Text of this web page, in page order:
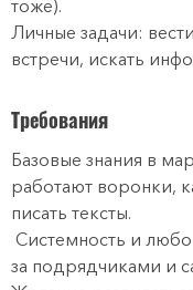
тоже).
Личные задачи:
встречи, искать
Требования
Базовые знания в
работают воронки,
писать тексты.
Системность и
за подрядчиками и